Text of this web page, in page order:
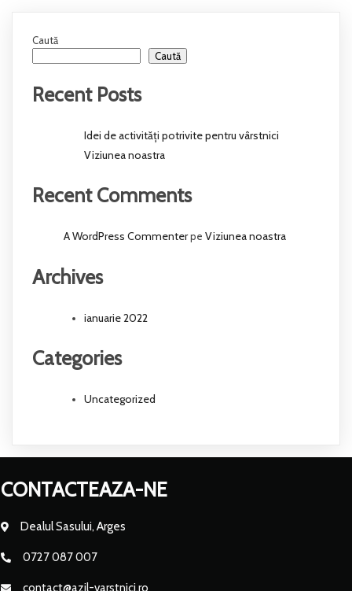
Caută
Caută
Recent Posts
Idei de activități potrivite pentru vârstnici
Viziunea noastra
Recent Comments
A WordPress Commenterpe Viziunea noastra
Archives
ianuarie 2022
Categories
Uncategorized
CONTACTEAZA-NE
Dealul Sasului, Arges
0727 087 007
contact@azil-varstnici.ro